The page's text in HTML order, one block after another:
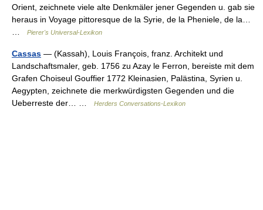
Orient, zeichnete viele alte Denkmäler jener Gegenden u. gab sie
heraus in Voyage pittoresque de la Syrie, de la Pheniele, de la…
Pierer's Universal-Lexikon
Cassas — (Kassah), Louis François, franz. Architekt und
Landschaftsmaler, geb. 1756 zu Azay le Ferron, bereiste mit dem
Grafen Choiseul Gouffier 1772 Kleinasien, Palästina, Syrien u.
Aegypten, zeichnete die merkwürdigsten Gegenden und die
Ueberreste der… …
Herders Conversations-Lexikon